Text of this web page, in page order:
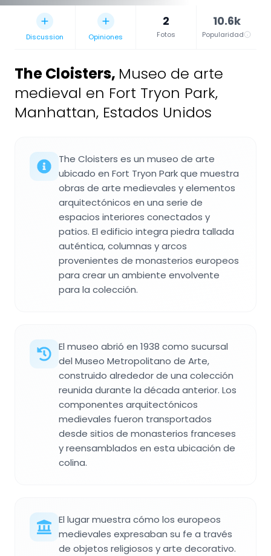
Discussion Opiniones
2
Fotos
10.6k
Popularidad
The Cloisters, Museo de arte
medieval en Fort Tryon Park,
Manhattan, Estados Unidos
The Cloisters es un museo de arte
ubicado en Fort Tryon Park que muestra
obras de arte medievales y elementos
arquitectónicos en una serie de
espacios interiores conectados y
patios. El edificio integra piedra tallada
auténtica, columnas y arcos
provenientes de monasterios europeos
para crear un ambiente envolvente
para la colección.
El museo abrió en 1938 como sucursal
del Museo Metropolitano de Arte,
construido alrededor de una colección
reunida durante la década anterior. Los
componentes arquitectónicos
medievales fueron transportados
desde sitios de monasterios franceses
y reensamblados en esta ubicación de
colina.
El lugar muestra cómo los europeos
medievales expresaban su fe a través
de objetos religiosos y arte decorativo.